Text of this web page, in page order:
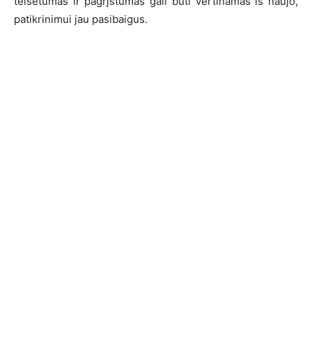
patikrinimui jau pasibaigus.